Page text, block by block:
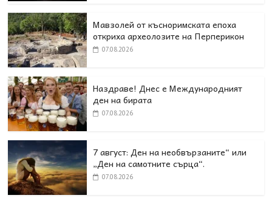
Мавзолей от късноримската епоха
откриха археолозите на Перперикон
07.08.2026
Наздраве! Днес е Международният
ден на бирата
07.08.2026
7 август: Ден на необвързаните“ или
„Ден на самотните сърца“.
07.08.2026